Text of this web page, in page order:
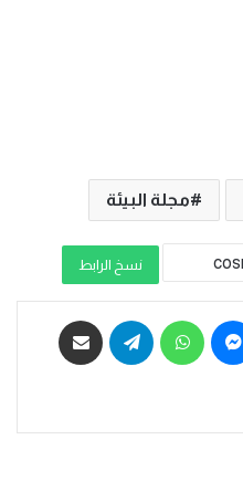
مجلة البيئة
نسخ الرابط
ماسنجر واتساب تيلقرام